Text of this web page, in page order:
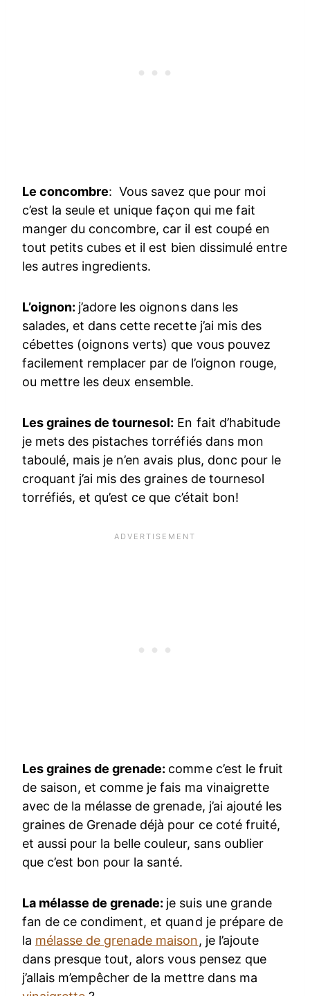
Le concombre: Vous savez que pour moi
c’est la seule et unique façon qui me fait
manger du concombre, car il est coupé en
tout petits cubes et il est bien dissimulé entre
les autres ingredients.
L’oignon: j’adore les oignons dans les
salades, et dans cette recette j’ai mis des
cébettes (oignons verts) que vous pouvez
facilement remplacer par de l’oignon rouge,
ou mettre les deux ensemble.
Les graines de tournesol: En fait d’habitude
je mets des pistaches torréfiés dans mon
taboulé, mais je n’en avais plus, donc pour le
croquant j’ai mis des graines de tournesol
torréfiés, et qu’est ce que c’était bon!
Les graines de grenade: comme c’est le fruit
de saison, et comme je fais ma vinaigrette
avec de la mélasse de grenade, j’ai ajouté les
graines de Grenade déjà pour ce coté fruité,
et aussi pour la belle couleur, sans oublier
que c’est bon pour la santé.
La mélasse de grenade: je suis une grande
fan de ce condiment, et quand je prépare de
la mélasse de grenade maison, je l’ajoute
dans presque tout, alors vous pensez que
j’allais m’empêcher de la mettre dans ma